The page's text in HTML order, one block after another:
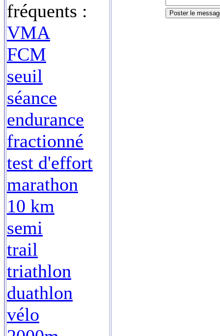
fréquents :
VMA
FCM
seuil
séance
endurance
fractionné
test d'effort
marathon
10 km
semi
trail
triathlon
duathlon
vélo